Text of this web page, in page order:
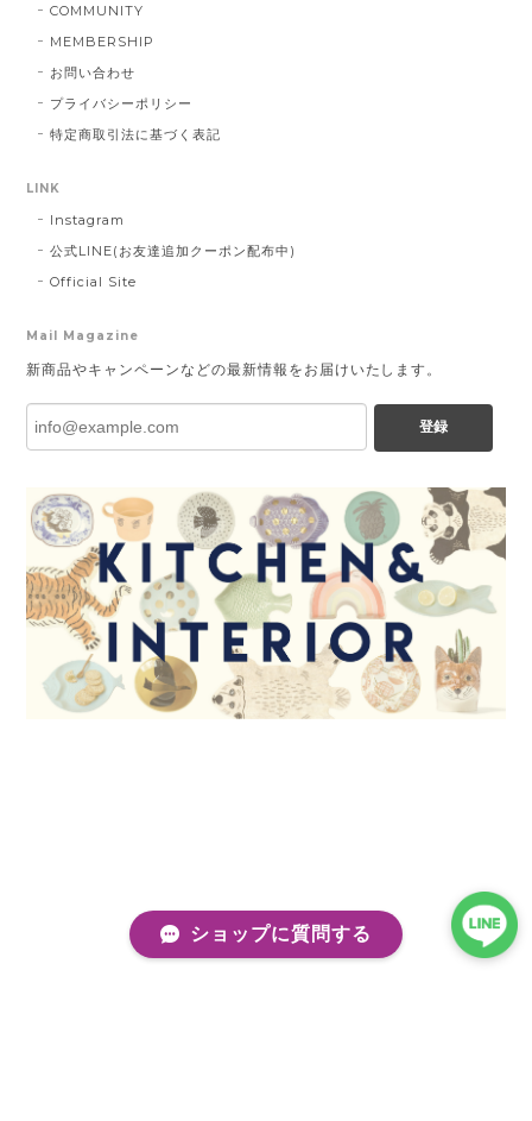
COMMUNITY
MEMBERSHIP
お問い合わせ
プライバシーポリシー
特定商取引法に基づく表記
LINK
Instagram
公式LINE(お友達追加クーポン配布中)
Official Site
Mail Magazine
新商品やキャンペーンなどの最新情報をお届けいたします。
登録
ショップに質問する